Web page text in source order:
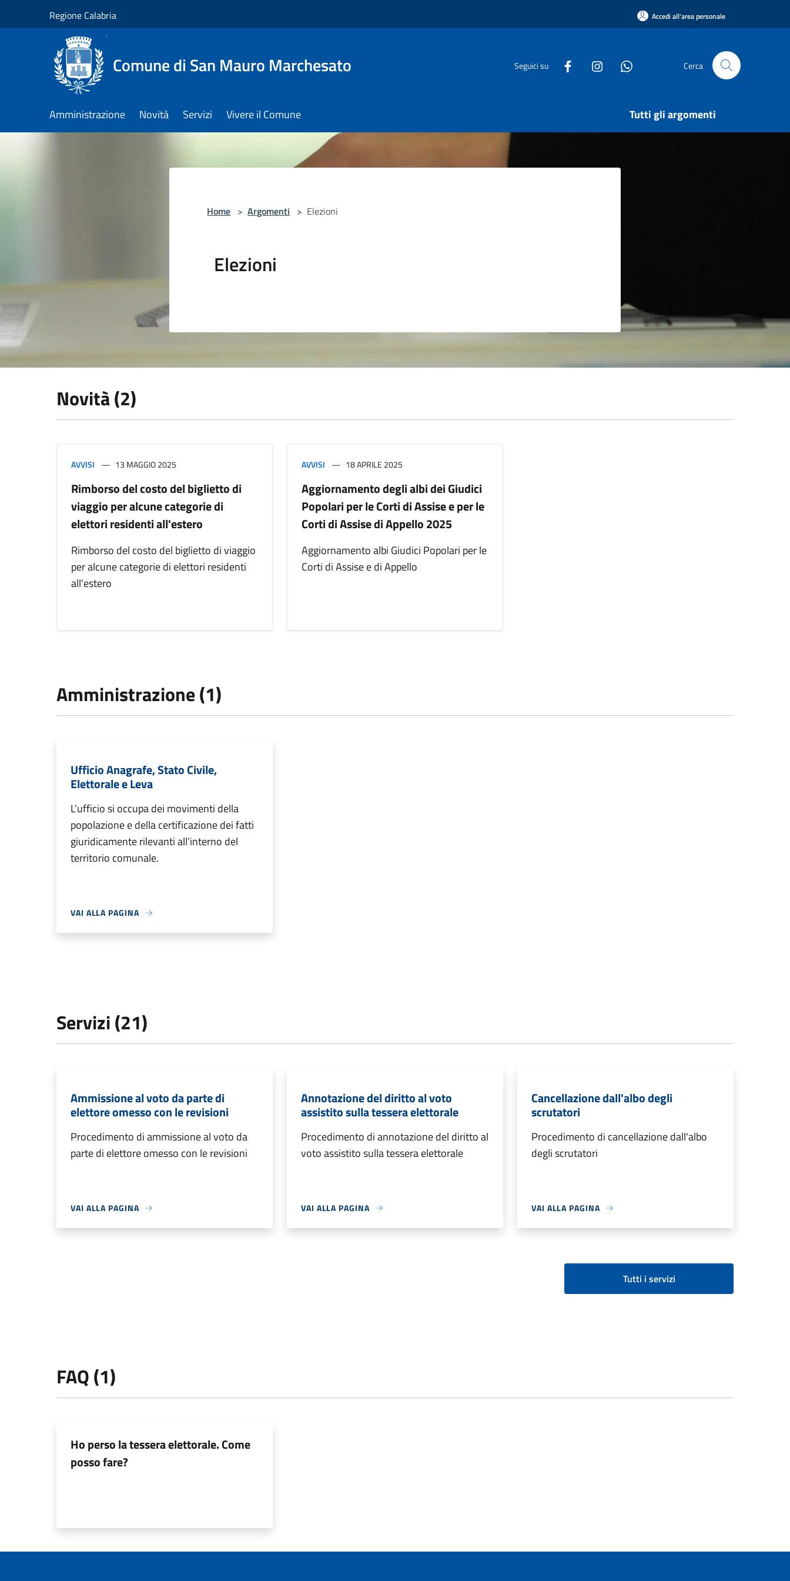
Regione Calabria Accedi all'area personale
Comune di San Mauro Marchesato Seguici su Cerca
Amministrazione Novità Servizi Vivere il Comune Tutti gli argomenti
Home > Argomenti > Elezioni
Elezioni
Novità (2)
AVVISI 13 MAGGIO 2025
Rimborso del costo del biglietto di
viaggio per alcune categorie di
elettori residenti all'estero
Rimborso del costo del biglietto di viaggio
per alcune categorie di elettori residenti
all'estero
AVVISI 18 APRILE 2025
Aggiornamento degli albi dei Giudici
Popolari per le Corti di Assise e per le
Corti di Assise di Appello 2025
Aggiornamento albi Giudici Popolari per le
Corti di Assise e di Appello
Amministrazione (1)
Ufficio Anagrafe, Stato Civile,
Elettorale e Leva
L’ufficio si occupa dei movimenti della
popolazione e della certificazione dei fatti
giuridicamente rilevanti all'interno del
territorio comunale.
VAI ALLA PAGINA
Servizi (21)
Ammissione al voto da parte di
elettore omesso con le revisioni
Procedimento di ammissione al voto da
parte di elettore omesso con le revisioni
VAI ALLA PAGINA
Annotazione del diritto al voto
assistito sulla tessera elettorale
Procedimento di annotazione del diritto al
voto assistito sulla tessera elettorale
VAI ALLA PAGINA
Cancellazione dall'albo degli
scrutatori
Procedimento di cancellazione dall'albo
degli scrutatori
VAI ALLA PAGINA
Tutti i servizi
FAQ (1)
Ho perso la tessera elettorale. Come
posso fare?